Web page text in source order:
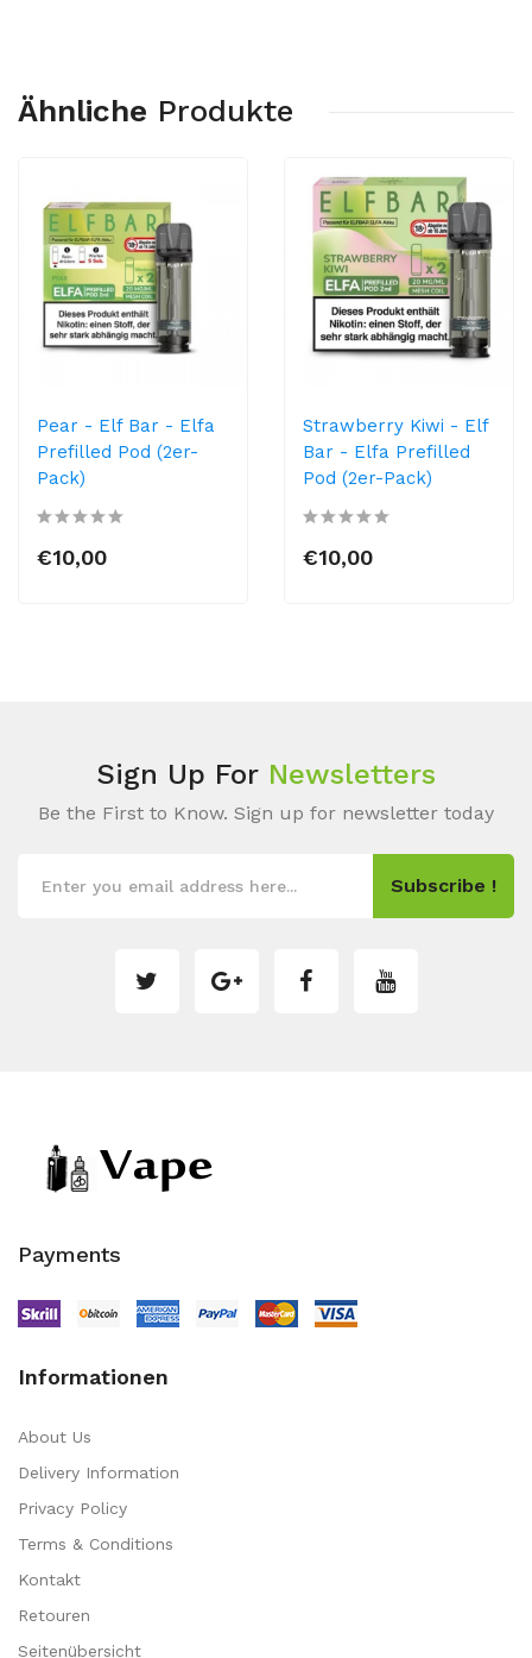
Ähnliche Produkte
Pear - Elf Bar - Elfa
Prefilled Pod (2er-
Pack)
€10,00
Strawberry Kiwi - Elf
Bar - Elfa Prefilled
Pod (2er-Pack)
€10,00
Sign Up For Newsletters
Be the First to Know. Sign up for newsletter today
Subscribe !
Payments
Informationen
About Us
Delivery Information
Privacy Policy
Terms & Conditions
Kontakt
Retouren
Seitenübersicht